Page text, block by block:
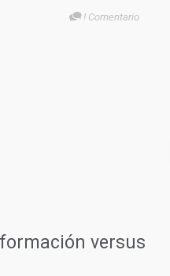
! Comentario
versus